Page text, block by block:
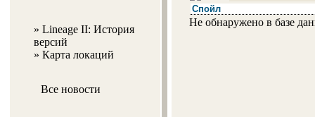
» Lineage II: История
версий
» Карта локаций
Все новости
Спойл
Не обнаружено в базе